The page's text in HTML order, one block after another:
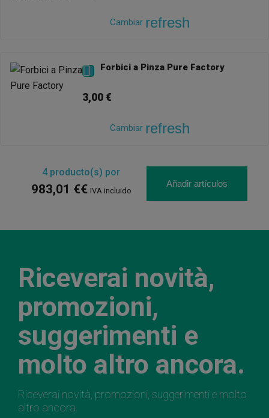
Cambiar refresh
 Forbici a Pinza Pure Factory
3,00 €
Cambiar refresh
4producto(s) por
983,01 €€ IVA incluido
Añadir artículos
Riceverai novità,
promozioni,
suggerimenti e
molto altro ancora.
Riceverai novità, promozioni, suggerimenti e molto
altro ancora.